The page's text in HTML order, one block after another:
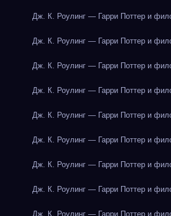
Дж. К. Роулинг — Гарри Поттер и
Дж. К. Роулинг — Гарри Поттер и
Дж. К. Роулинг — Гарри Поттер и
Дж. К. Роулинг — Гарри Поттер и
Дж. К. Роулинг — Гарри Поттер и
Дж. К. Роулинг — Гарри Поттер и
Дж. К. Роулинг — Гарри Поттер и
Дж. К. Роулинг — Гарри Поттер и
Дж. К. Роулинг — Гарри Поттер и